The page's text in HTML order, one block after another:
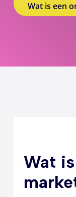
Wat is een
Wat